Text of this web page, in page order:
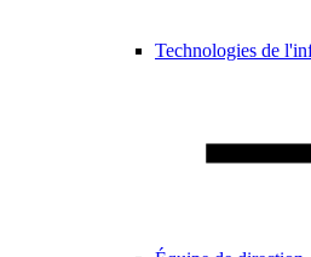
Technologies de